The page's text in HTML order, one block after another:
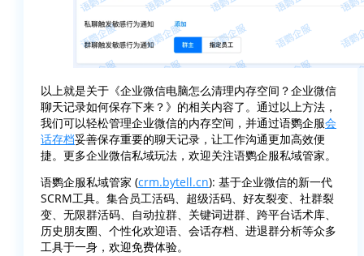
以上就是关于《企业微信电脑怎么清理内存空间？企业微信
聊天记录如何保存下来？》的相关内容了。通过以上方法，
我们可以轻松管理企业微信的内存空间，并通过语鹦企服会
话存档妥善保存重要的聊天记录，让工作沟通更加高效便
捷。更多企业微信私域玩法，欢迎关注语鹦企服私域管家。
语鹦企服私域管家 (crm.bytell.cn): 基于企业微信的新一代
SCRM工具。集合员工活码、超级活码、好友裂变、社群裂
变、无限群活码、自动拉群、关键词进群、跨平台话术库、
历史朋友圈、个性化欢迎语、会话存档、进退群分析等众多
工具于一身，欢迎免费体验。